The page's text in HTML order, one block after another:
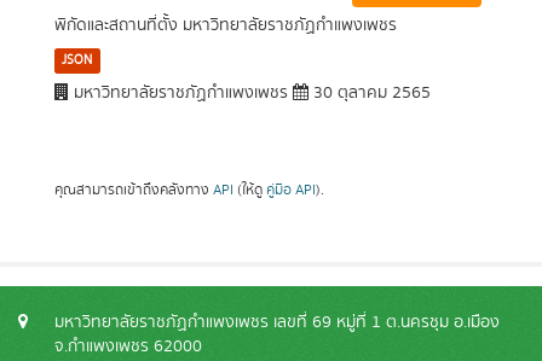
พิกัดและสถานที่ตั้ง มหาวิทยาลัยราชภัฏกำแพงเพชร
JSON
มหาวิทยาลัยราชภัฏกำแพงเพชร 30 ตุลาคม 2565
คุณสามารถเข้าถึงคลังทาง API (ให้ดู คู่มือ API).
มหาวิทยาลัยราชภัฏกำแพงเพชร เลขที่ 69 หมู่ที่ 1 ต.นครชุม อ.เมือง
จ.กำแพงเพชร 62000